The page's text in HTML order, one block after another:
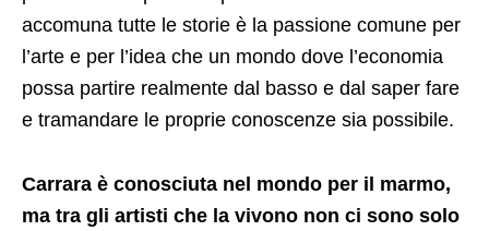
accomuna tutte le storie è la passione comune per
l’arte e per l’idea che un mondo dove l’economia
possa partire realmente dal basso e dal saper fare
e tramandare le proprie conoscenze sia possibile.
Carrara è conosciuta nel mondo per il marmo,
ma tra gli artisti che la vivono non ci sono solo